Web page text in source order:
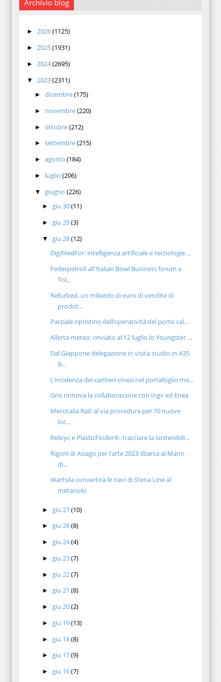
Archivio blog
► 2026(1125)
► 2025(1931)
► 2024(2695)
▼ 2023(2311)
► dicembre(175)
► novembre(220)
► ottobre(212)
► settembre(215)
► agosto (184)
► luglio (206)
▼ giugno (226)
► giu 30(11)
► giu 29(3)
▼ giu 28(12)
DigiMedFor: intelligenza artificiale e tecnologie ...
Federpetroli all'Italian Bowl Business forum a
Tol...
Refurbed, un miliardo di euro di vendite di
prodot...
Parziale ripristino dell’operatività del porto cal...
Allerta meteo: rinviato al 12 luglio lo Youngster ...
Dal Giappone delegazione in visita studio in A35
B...
L’incidenza dei cantieri cinesi nel portafoglio mo...
Gnv rinnova la collaborazione con Ingv ed Enea
Mercitalia Rail: al via procedura per 70 nuove
loc...
Relicyc e PlasticFinder®, tracciare la sostenibili...
Rigoni di Asiago per l’arte 2023 sbarca al Mann
di...
Wartsila convertirà le navi di Stena Line al
metanolo
► giu 27(10)
► giu 26(8)
► giu 24(4)
► giu 23(7)
► giu 22(7)
► giu 21(8)
► giu 20(2)
► giu 19(13)
► giu 18(8)
► giu 17(9)
► giu 16(7)